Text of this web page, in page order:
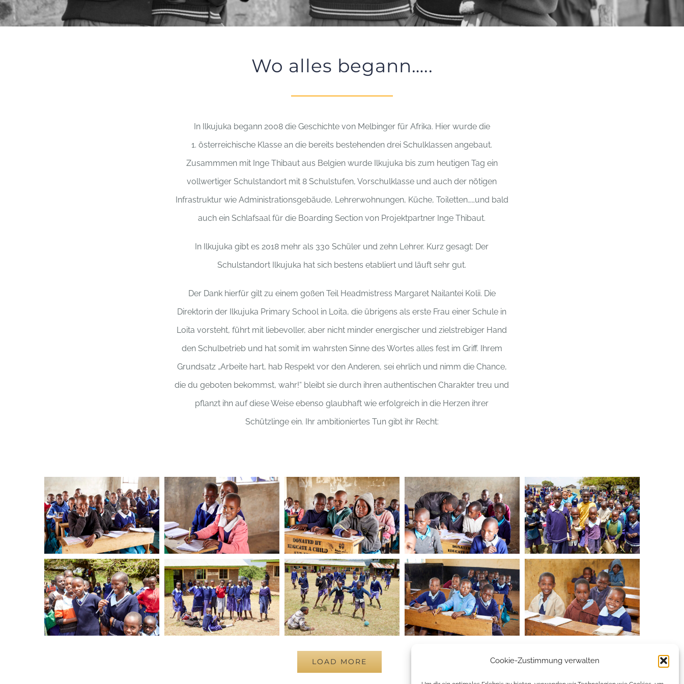
Cookie-Zustimmung verwalten
Wo alles begann…..
In Ilkujuka begann 2008 die Geschichte von Melbinger für Afrika. Hier wurde die
1. österreichische Klasse an die bereits bestehenden drei Schulklassen angebaut.
Zusammmen mit Inge Thibaut aus Belgien wurde Ilkujuka bis zum heutigen Tag ein
vollwertiger Schulstandort mit 8 Schulstufen, Vorschulklasse und auch der nötigen
Infrastruktur wie Administrationsgebäude, Lehrerwohnungen, Küche, Toiletten……und bald
auch ein Schlafsaal für die Boarding Section von Projektpartner Inge Thibaut.
In Ilkujuka gibt es 2018 mehr als 330 Schüler und zehn Lehrer. Kurz gesagt: Der
Schulstandort Ilkujuka hat sich bestens etabliert und läuft sehr gut.
Der Dank hierfür gilt zu einem goßen Teil Headmistress Margaret Nailantei Kolii. Die
Direktorin der Ilkujuka Primary School in Loita, die übrigens als erste Frau einer Schule in
Loita vorsteht, führt mit liebevoller, aber nicht minder energischer und zielstrebiger Hand
den Schulbetrieb und hat somit im wahrsten Sinne des Wortes alles fest im Griff. Ihrem
Grundsatz „Arbeite hart, hab Respekt vor den Anderen, sei ehrlich und nimm die Chance,
die du geboten bekommst, wahr!“ bleibt sie durch ihren authentischen Charakter treu und
pflanzt ihn auf diese Weise ebenso glaubhaft wie erfolgreich in die Herzen ihrer
Schützlinge ein. Ihr ambitioniertes Tun gibt ihr Recht:
LOAD MORE